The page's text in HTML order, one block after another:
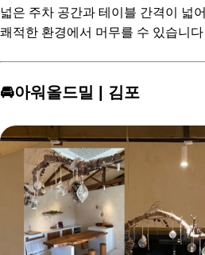
넓은 주차 공간과 테이블 간격이 넓어
쾌적한 환경에서 머무를 수 있습니다
🚘아워올드밀 | 김포